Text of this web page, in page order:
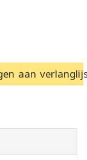
aan